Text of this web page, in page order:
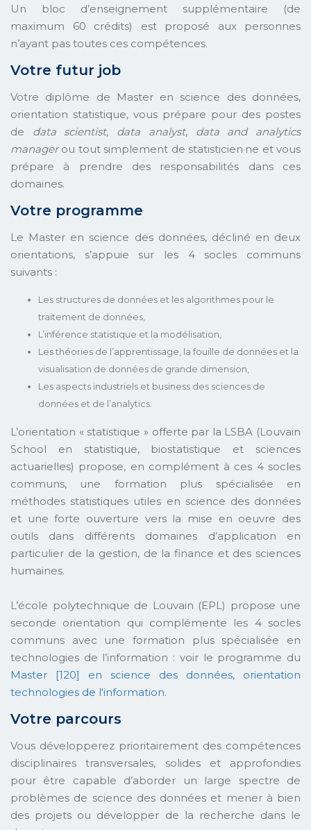
Un bloc d’enseignement supplémentaire (de
maximum 60 crédits) est proposé aux personnes
n’ayant pas toutes ces compétences.
Votre futur job
Votre diplôme de Master en science des données,
orientation statistique, vous prépare pour des postes
de data scientist, data analyst, data and analytics
managerou tout simplement de statisticien·ne et vous
prépare à prendre des responsabilités dans ces
domaines.
Votre programme
Le Master en science des données, décliné en deux
orientations, s’appuie sur les 4 socles communs
suivants :
Les structures de données et les algorithmes pour le
traitement de données,
L’inférence statistique et la modélisation,
Les théories de l’apprentissage, la fouille de données et la
visualisation de données de grande dimension,
Les aspects industriels et business des sciences de
données et de l’analytics.
L’orientation « statistique » offerte par la LSBA (Louvain
School en statistique, biostatistique et sciences
actuarielles) propose, en complément à ces 4 socles
communs, une formation plus spécialisée en
méthodes statistiques utiles en science des données
et une forte ouverture vers la mise en oeuvre des
outils dans différents domaines d’application en
particulier de la gestion, de la finance et des sciences
humaines.
L’école polytechnique de Louvain (EPL) propose une
seconde orientation qui complémente les 4 socles
communs avec une formation plus spécialisée en
technologies de l’information : voir le programme du
Master [120] en science des données, orientation
technologies de l'information.
Votre parcours
Vous développerez prioritairement des compétences
disciplinaires transversales, solides et approfondies
pour être capable d’aborder un large spectre de
problèmes de science des données et mener à bien
des projets ou développer de la recherche dans le